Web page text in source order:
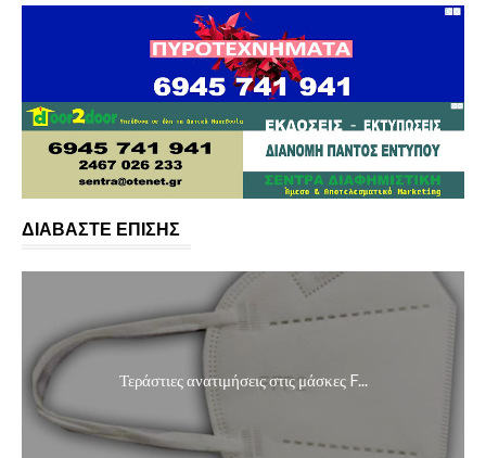
ΔΙΑΒΑΣΤΕ ΕΠΙΣΗΣ
Τεράστιες ανατιμήσεις στις μάσκες F...